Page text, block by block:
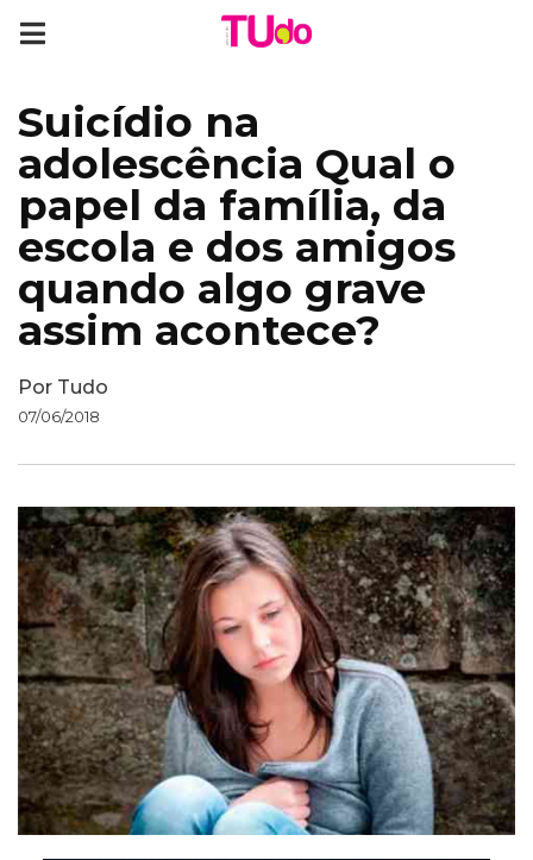
Suicídio na
adolescência Qual o
papel da família, da
escola e dos amigos
quando algo grave
assim acontece?
Por Tudo
07/06/2018